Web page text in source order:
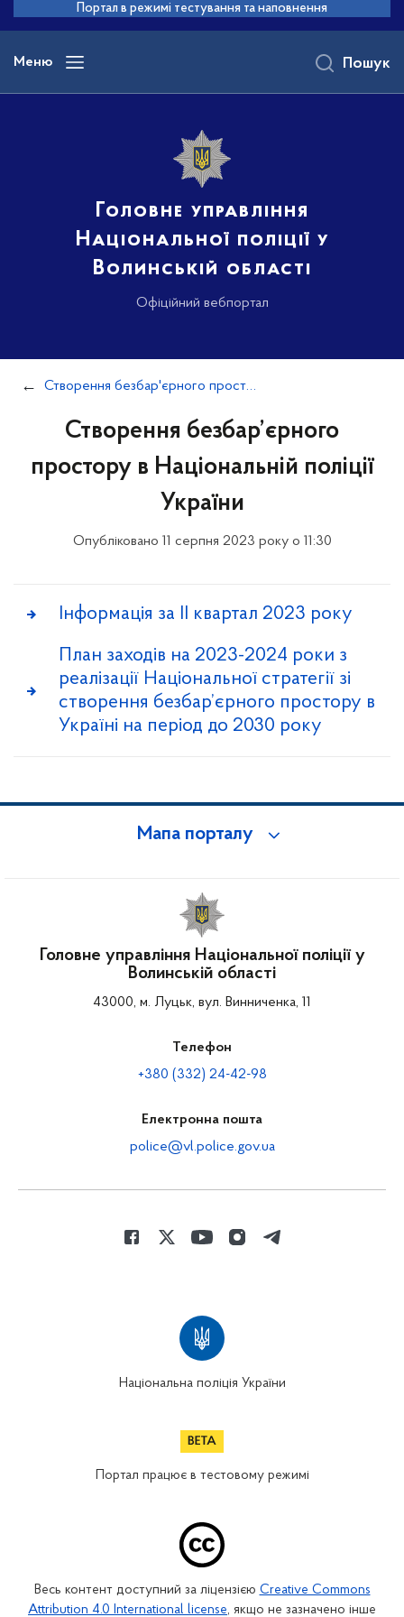
основного
вмісту
Портал в режимі тестування та наповнення
Меню
Головне управління
Національної поліції у
Волинській області
Офіційний вебпортал
Пошук
Створення безбар'єрного простору в Україні
Створення безбар’єрного
простору в Національній поліції
України
Опубліковано 11 серпня 2023 року о 11:30
Інформація за II квартал 2023 року
План заходів на 2023-2024 роки з
реалізації Національної стратегії зі
створення безбар’єрного простору в
Україні на період до 2030 року
Мапа порталу
Головне управління Національної поліції у
Волинській області
43000, м. Луцьк, вул. Винниченка, 11
Телефон
+380 (332) 24-42-98
Електронна пошта
police@vl.police.gov.ua
Національна поліція України
Портал працює в тестовому режимі
Весь контент доступний за ліцензією Creative Commons
Attribution 4.0 International license, якщо не зазначено інше